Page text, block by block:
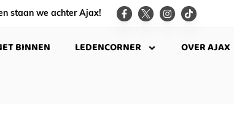
staan we achter Ajax!
BINNEN LEDENCORNER OVER AJAX